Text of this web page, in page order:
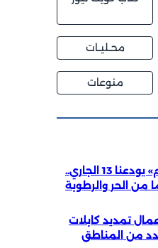
محــليــات
منوعات
عيسى رمضان: «المرزم» يودعنا 13 الجاري..
تمديد كابلات
من المناطق